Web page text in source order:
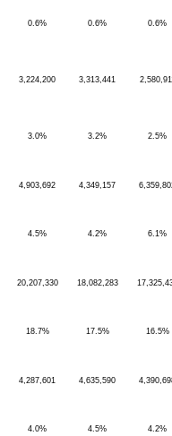
0.6% 0.6% 0.6%
3,224,200 3,313,441
3.0% 3.2% 2.5%
4,903,692 4,349,157
4.5% 4.2% 6.1%
20,207,330 18,082,283
18.7% 17.5% 16.5%
4,287,601 4,635,590
4.0% 4.5% 4.2%